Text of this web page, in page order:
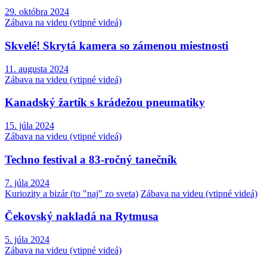
29. októbra 2024
Zábava na videu (vtipné videá)
Skvelé! Skrytá kamera so zámenou miestnosti
11. augusta 2024
Zábava na videu (vtipné videá)
Kanadský žartík s krádežou pneumatiky
15. júla 2024
Zábava na videu (vtipné videá)
Techno festival a 83-ročný tanečník
7. júla 2024
Kuriozity a bizár (to "naj" zo sveta) Zábava na videu (vtipné videá)
Čekovský nakladá na Rytmusa
5. júla 2024
Zábava na videu (vtipné videá)